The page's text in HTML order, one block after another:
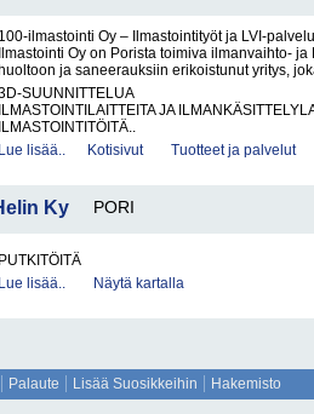
100-ilmastointi Oy – Ilmastointityöt ja LVI-
Ilmastointi Oy on Porista toimiva ilmanvaihto-
huoltoon ja saneerauksiin erikoistunut yritys,
SUUNNITTELUA
ILMASTOINTILAITTEITA JA
ILMASTOINTITÖITÄ..
Lue lisää..
Kotisivut Tuotteet ja palvelut
Ky PORI
PUTKITÖITÄ
Lue lisää..
Näytä kartalla
Palaute Lisää Suosikkeihin Hakemisto